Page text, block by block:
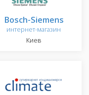
Bosch-Siemens
интернет-магазин
Киев